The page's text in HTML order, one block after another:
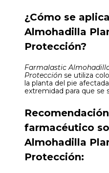
¿Cómo se
Almohadilla
Protección?
Farmalastic
Protección se utiliza
la planta del pie
extremidad para que se
farmacéutico
Almohadilla
Protección: